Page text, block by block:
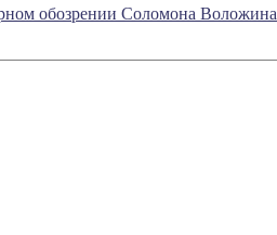
обозрении Соломона Воложина